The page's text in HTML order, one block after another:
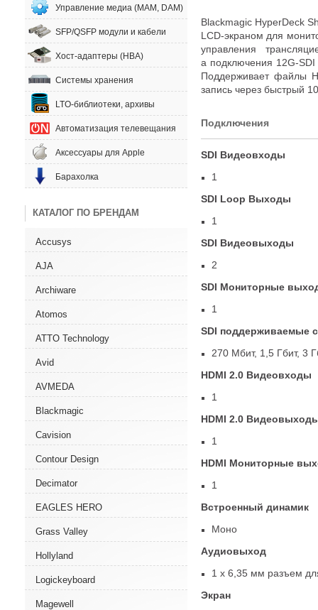
Управление медиа (MAM, DAM)
SFP/QSFP модули и кабели
Хост-адаптеры (HBA)
Системы хранения
LTO-библиотеки, архивы
Автоматизация телевещания
Аксессуары для Apple
Барахолка
КАТАЛОГ ПО БРЕНДАМ
Accusys
AJA
Archiware
Atomos
ATTO Technology
Avid
AVMEDA
Blackmagic
Cavision
Contour Design
Decimator
EAGLES HERO
Grass Valley
Hollyland
Logickeyboard
Magewell
Blackmagic HyperDeck
LCD-экраном для
управления
а подключения 12G-
Поддерживает файлы
запись через быстрый
Подключения
SDI Видеовходы
1
SDI Loop Выходы
1
SDI Видеовыходы
2
SDI Мониторные
1
SDI поддерживаемые
270 Мбит, 1,5 Гбит, 3
HDMI 2.0 Видеовходы
1
HDMI 2.0
1
HDMI Мониторные
1
Встроенный динамик
Моно
Аудиовыход
1 x 6,35 мм разъем
Экран